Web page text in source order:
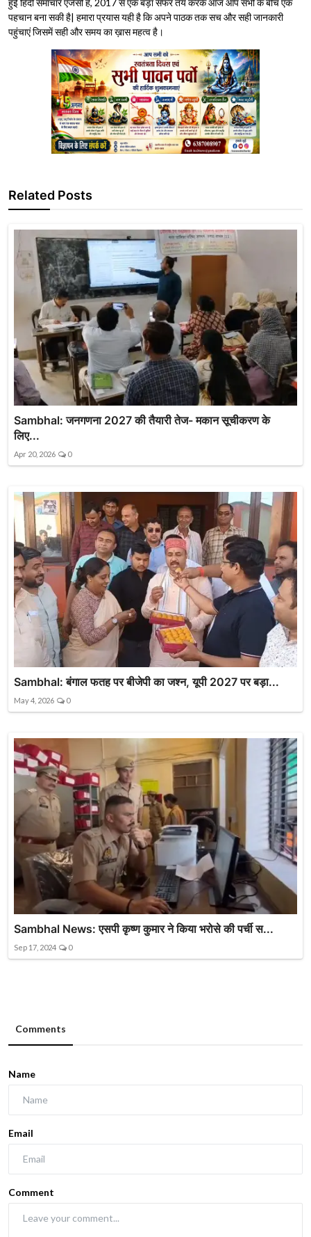
हुई हिंदी समाचार एजेंसी है, 2017 से एक बड़ा सफर तय करके आज आप सभी के बीच एक
पहचान बना सकी है| हमारा प्रयास यही है कि अपने पाठक तक सच और सही जानकारी
पहुंचाएं जिसमें सही और समय का ख़ास महत्व है।
Related Posts
Sambhal: जनगणना 2027 की तैयारी तेज- मकान सूचीकरण के
लिए...
Apr 20, 2026 0
Sambhal: बंगाल फतह पर बीजेपी का जश्न, यूपी 2027 पर बड़ा...
May 4, 2026 0
Sambhal News: एसपी कृष्ण कुमार ने किया भरोसे की पर्ची स...
Sep 17, 2024 0
Comments
Name
Email
Comment